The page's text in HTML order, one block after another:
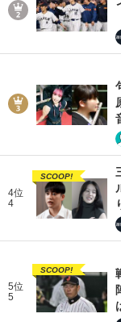
4位
4
SCOOP!
5位
5
SCOOP!